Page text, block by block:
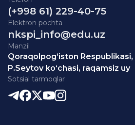
(+998 61) 229-40-75
Elektron pochta
nkspi_info@edu.uz
Manzil
Qoraqolpog‘iston Respublikasi,
P.Seytov ko‘chasi, raqamsiz uy
Sotsial tarmoqlar